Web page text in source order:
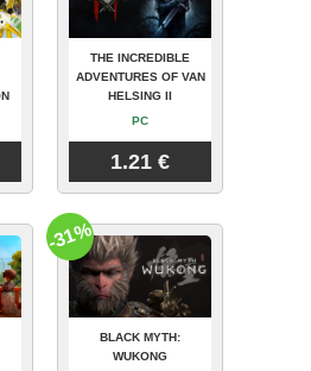
THE INCREDIBLE
ADVENTURES OF VAN
HELSING II
PC
1.21 €
BLACK MYTH:
WUKONG
-31%